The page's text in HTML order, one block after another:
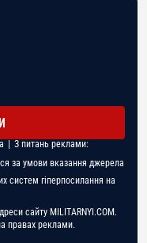
| З питань реклами:
за умови вказання джерела
систем гіперпосилання на
сайту MILITARNYI.COM.
правах реклами.